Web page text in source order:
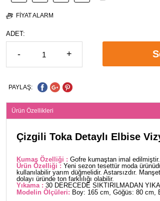
FIYAT ALARM
ADET:
- +
PAYLAŞ:
Ürün Özellikleri
Çizgili Toka Detaylı Elbise
Kumaş Özelliği : Gofre kumaştan imal
Ürün Özelliği : Yeni sezon tesettür moda
kullanılabilir yarım düğmelidir. Astarsızdır.
dolayı üründe ton farklılığı olabilir.
Yıkama : 30 DERECEDE SIKTIRILMADAN
Modelin Ölçüleri: Boy: 165 cm, Göğüs: 80 cm,